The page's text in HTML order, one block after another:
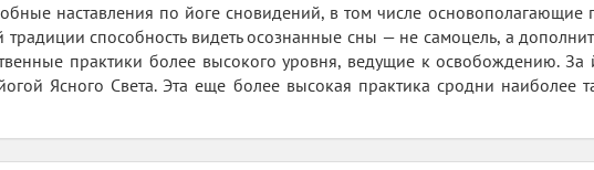
наставления по йоге сновидений, в том числе основополагающие
традиции способность видеть осознанные сны — не самоцель, а
практики более высокого уровня, ведущие к освобождению. За
Ясного Света. Эта еще более высокая практика сродни наиболее